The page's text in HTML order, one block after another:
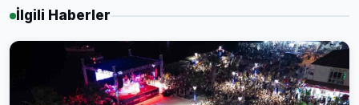
İlgili Haberler